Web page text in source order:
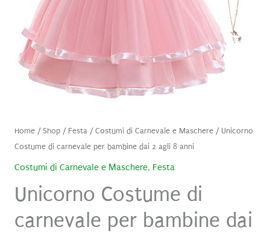
Home/ Shop/ Festa/Costumi di Carnevale e Maschere/ Unicorno
Costume di carnevale per bambine dai 2 agli 8 anni
Costumi di Carnevale e Maschere, Festa
Unicorno Costume di
carnevale per bambine dai